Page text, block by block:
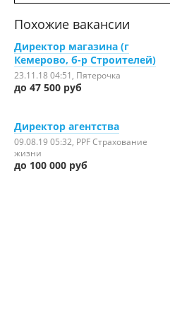
Похожие вакансии
Директор магазина (г
Кемерово, б-р Строителей)
23.11.18 04:51 , Пятерочка
до 47 500 руб
Директор агентства
09.08.19 05:32 , PPF Страхование
жизни
до 100 000 руб